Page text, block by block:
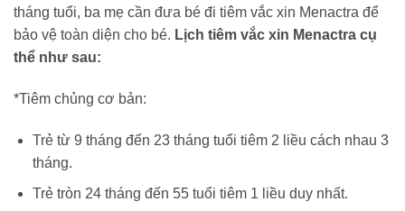
tháng tuổi, ba mẹ cần đưa bé đi tiêm vắc xin Menactra để
bảo vệ toàn diện cho bé. Lịch tiêm vắc xin Menactra cụ
thể như sau:
*Tiêm chủng cơ bản:
Trẻ từ 9 tháng đến 23 tháng tuổi tiêm 2 liều cách nhau 3
tháng.
Trẻ tròn 24 tháng đến 55 tuổi tiêm 1 liều duy nhất.